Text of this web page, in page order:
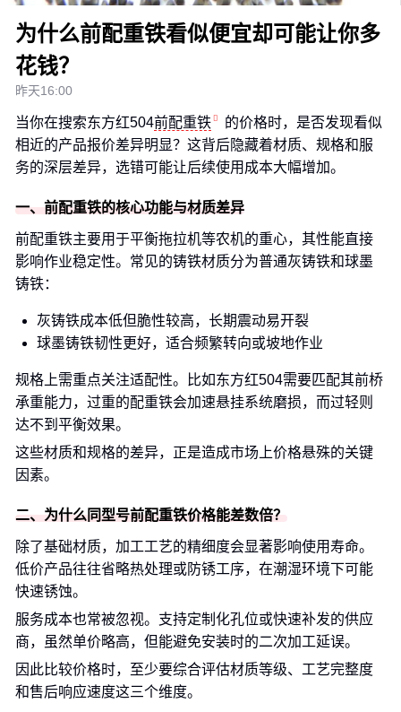
为什么前配重铁看似便宜却可能让你多
花钱？
昨天16:00
当你在搜索东方红504前配重铁
的价格时，是否发现看似
相近的产品报价差异明显？这背后隐藏着材质、规格和服
务的深层差异，选错可能让后续使用成本大幅增加。
一、前配重铁的核心功能与材质差异
前配重铁主要用于平衡拖拉机等农机的重心，其性能直接
影响作业稳定性。常见的铸铁材质分为普通灰铸铁和球墨
铸铁：
灰铸铁成本低但脆性较高，长期震动易开裂
球墨铸铁韧性更好，适合频繁转向或坡地作业
规格上需重点关注适配性。比如东方红504需要匹配其前桥
承重能力，过重的配重铁会加速悬挂系统磨损，而过轻则
达不到平衡效果。
这些材质和规格的差异，正是造成市场上价格悬殊的关键
因素。
二、为什么同型号前配重铁价格能差数倍？
除了基础材质，加工工艺的精细度会显著影响使用寿命。
低价产品往往省略热处理或防锈工序，在潮湿环境下可能
快速锈蚀。
服务成本也常被忽视。支持定制化孔位或快速补发的供应
商，虽然单价略高，但能避免安装时的二次加工延误。
因此比较价格时，至少要综合评估材质等级、工艺完整度
和售后响应速度这三个维度。